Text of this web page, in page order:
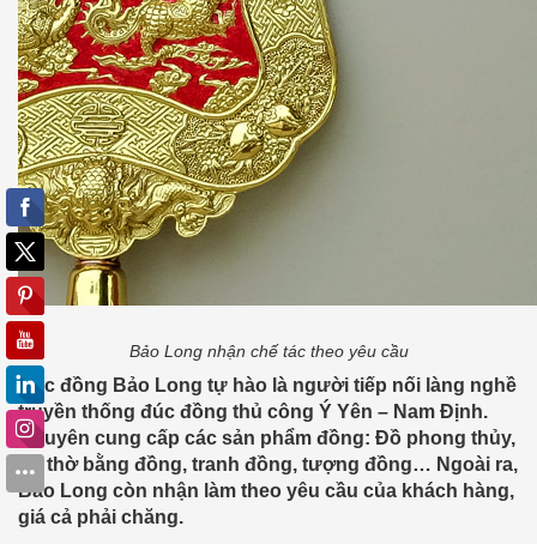
Bảo Long nhận chế tác theo yêu cầu
Đúc đồng Bảo Long tự hào là người tiếp nối làng nghề
truyền thống đúc đồng thủ công Ý Yên – Nam Định.
Chuyên cung cấp các sản phẩm đồng: Đồ phong thủy,
đồ thờ bằng đồng, tranh đồng, tượng đồng… Ngoài ra,
Bảo Long còn nhận làm theo yêu cầu của khách hàng,
giá cả phải chăng.